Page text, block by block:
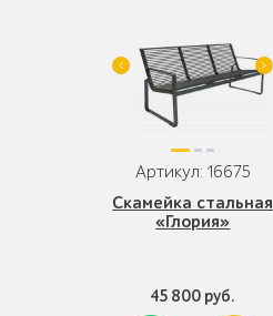
Артикул: 16675
Скамейка стальная
«Глория»
45 800 руб.